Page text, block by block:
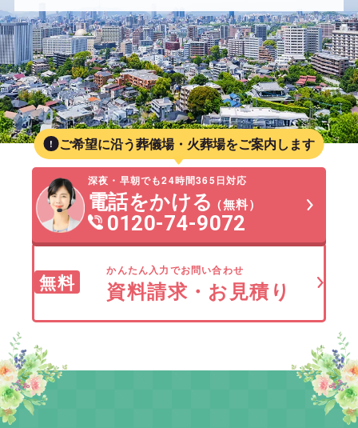
ご希望に沿う葬儀場・火葬場をご案内します
深夜・早朝でも24時間365日対応
電話をかける（無料）
0120-74-9072
無料
かんたん入力でお問い合わせ
資料請求・お見積り